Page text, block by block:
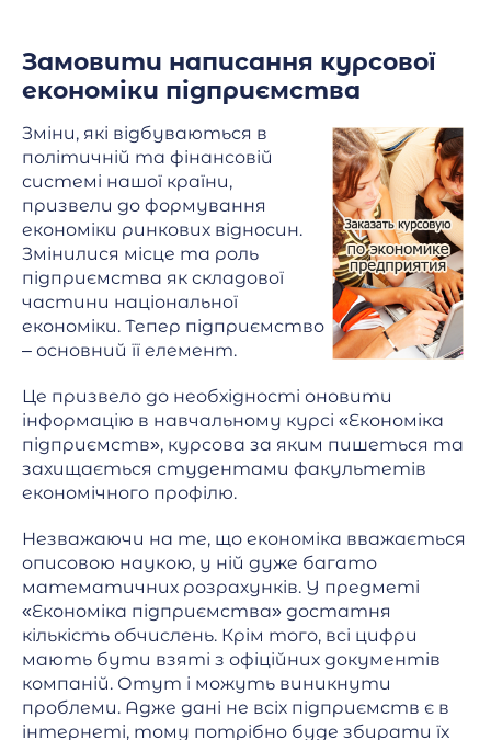
Замовити написання курсової
економіки підприємства
Зміни, які відбуваються в
політичній та фінансовій
системі нашої країни,
призвели до формування
економіки ринкових відносин.
Змінилися місце та роль
підприємства як складової
частини національної
економіки. Тепер підприємство
– основний її елемент.
Це призвело до необхідності оновити
інформацію в навчальному курсі «Економіка
підприємств», курсова за яким пишеться та
захищається студентами факультетів
економічного профілю.
Незважаючи на те, що економіка вважається
описовою наукою, у ній дуже багато
математичних розрахунків. У предметі
«Економіка підприємства» достатня
кількість обчислень. Крім того, всі цифри
мають бути взяті з офіційних документів
компаній. Отут і можуть виникнути
проблеми. Адже дані не всіх підприємств є в
інтернеті, тому потрібно буде збирати їх